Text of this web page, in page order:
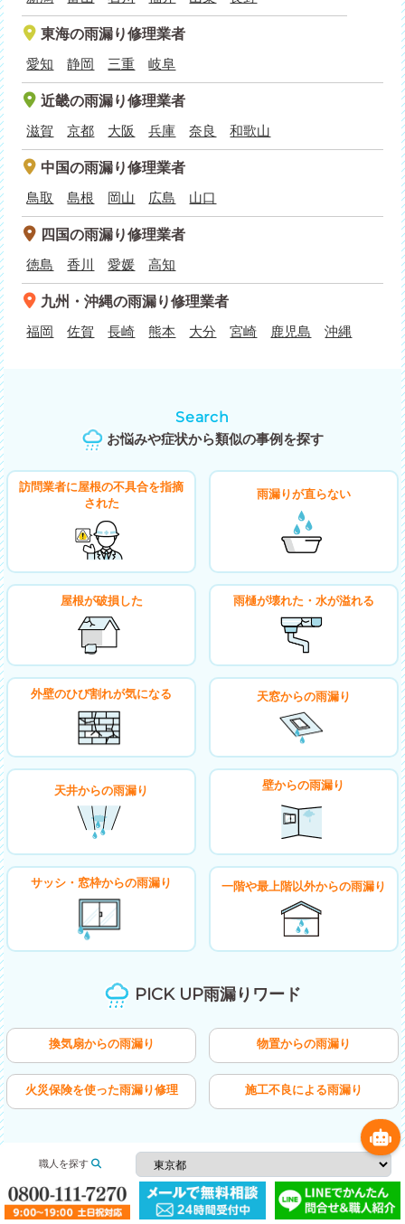
東海の雨漏り修理業者
愛知
静岡 三重 岐阜
近畿の雨漏り修理業者
滋賀
京都 大阪 兵庫 奈良 和歌山
中国の雨漏り修理業者
鳥取
島根 岡山 広島 山口
四国の雨漏り修理業者
徳島
香川 愛媛 高知
九州・沖縄の雨漏り修理業者
福岡
佐賀 長崎 熊本 大分 宮崎 鹿児島 沖縄
お悩みや症状から類似の事例を探す
Search
訪問業者に屋根の不具合を指摘
された
雨漏りが直らない
屋根が破損した 雨樋が壊れた・水が溢れる
外壁のひび割れが気になる 天窓からの雨漏り
天井からの雨漏り 壁からの雨漏り
サッシ・窓枠からの雨漏り 一階や最上階以外からの雨漏り
PICK UP雨漏りワード
換気扇からの雨漏り 物置からの雨漏り
火災保険を使った雨漏り修理 施工不良による雨漏り
職人を探す